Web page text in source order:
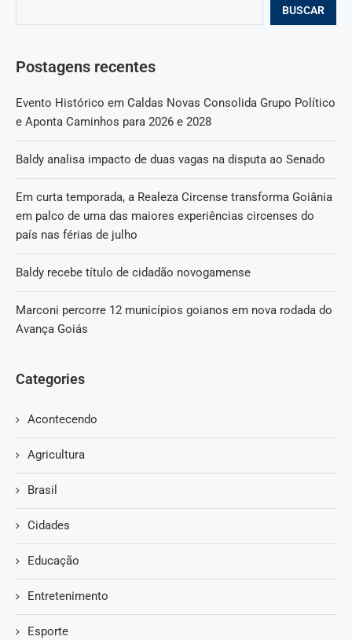
BUSCAR
Postagens recentes
Evento Histórico em Caldas Novas Consolida Grupo Político
e Aponta Caminhos para 2026 e 2028
Baldy analisa impacto de duas vagas na disputa ao Senado
Em curta temporada, a Realeza Circense transforma Goiânia
em palco de uma das maiores experiências circenses do
país nas férias de julho
Baldy recebe título de cidadão novogamense
Marconi percorre 12 municípios goianos em nova rodada do
Avança Goiás
Categories
Acontecendo
Agricultura
Brasil
Cidades
Educação
Entretenimento
Esporte